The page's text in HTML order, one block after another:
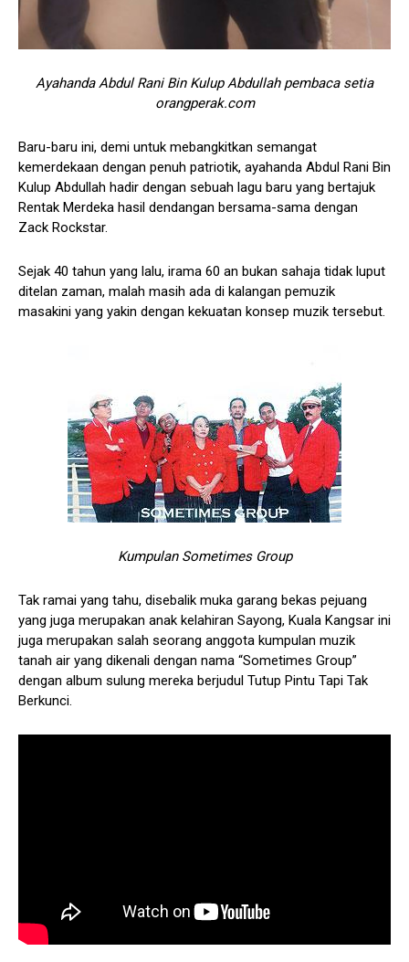
Ayahanda Abdul Rani Bin Kulup Abdullah pembaca setia
orangperak.com
Baru-baru ini, demi untuk mebangkitkan semangat
kemerdekaan dengan penuh patriotik, ayahanda Abdul Rani Bin
Kulup Abdullah hadir dengan sebuah lagu baru yang bertajuk
Rentak Merdeka hasil dendangan bersama-sama dengan
Zack Rockstar.
Sejak 40 tahun yang lalu, irama 60 an bukan sahaja tidak luput
ditelan zaman, malah masih ada di kalangan pemuzik
masakini yang yakin dengan kekuatan konsep muzik tersebut.
Kumpulan Sometimes Group
Tak ramai yang tahu, disebalik muka garang bekas pejuang
yang juga merupakan anak kelahiran Sayong, Kuala Kangsar ini
juga merupakan salah seorang anggota kumpulan muzik
tanah air yang dikenali dengan nama “Sometimes Group”
dengan album sulung mereka berjudul Tutup Pintu Tapi Tak
Berkunci.